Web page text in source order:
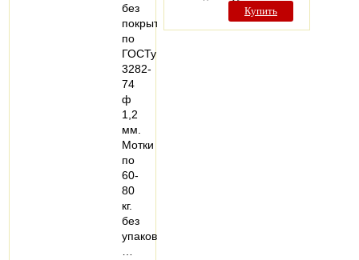
без
покрытия
по
ГОСТу
3282-
74
ф
1,2
мм.
Мотки
по
60-
80
кг.
без
упаковки.
Купить